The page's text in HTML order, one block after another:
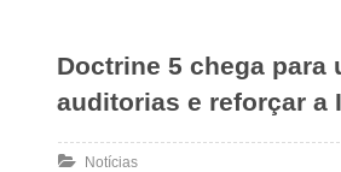
Doctrine 5 chega para
auditorias e reforçar a
Notícias